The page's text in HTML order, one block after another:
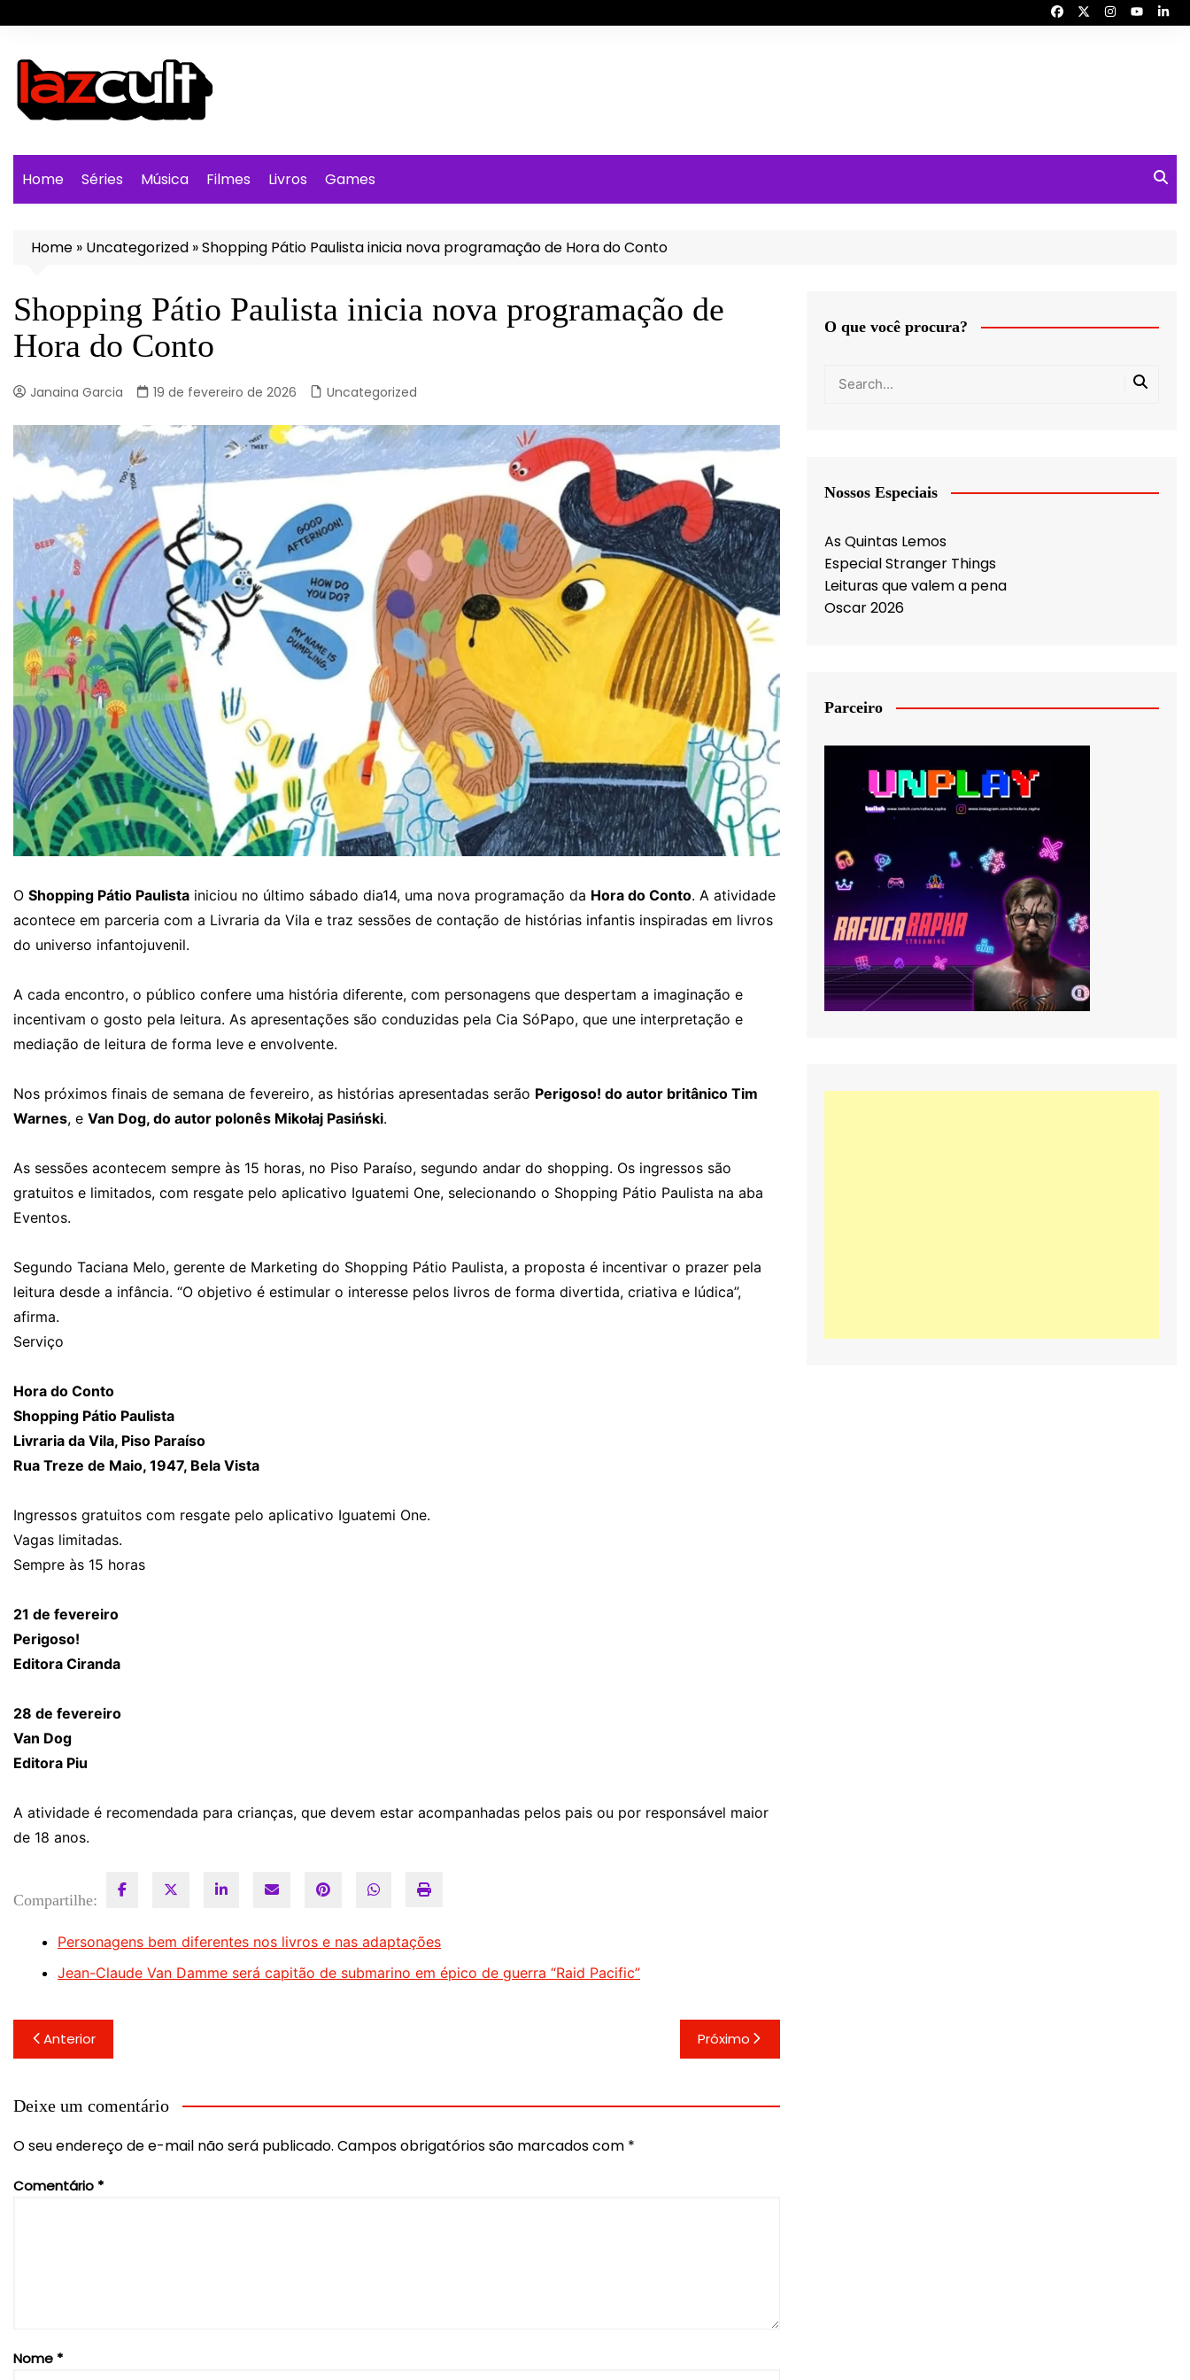
para
conteúdo
Home Séries Música Filmes Livros Games
Home » Uncategorized »Shopping Pátio Paulista inicia nova programação de Hora do Conto
Shopping Pátio Paulista inicia nova programação de
Hora do Conto
Janaina Garcia 19 de fevereiro de 2026 Uncategorized
O Shopping Pátio Paulista iniciou no último sábado dia14, uma nova programação da Hora do Conto. A atividade
acontece em parceria com a Livraria da Vila e traz sessões de contação de histórias infantis inspiradas em livros
do universo infantojuvenil.
A cada encontro, o público confere uma história diferente, com personagens que despertam a imaginação e
incentivam o gosto pela leitura. As apresentações são conduzidas pela Cia SóPapo, que une interpretação e
mediação de leitura de forma leve e envolvente.
Nos próximos finais de semana de fevereiro, as histórias apresentadas serão Perigoso! do autor britânico Tim
Warnes, e Van Dog, do autor polonês Mikołaj Pasiński.
As sessões acontecem sempre às 15 horas, no Piso Paraíso, segundo andar do shopping. Os ingressos são
gratuitos e limitados, com resgate pelo aplicativo Iguatemi One, selecionando o Shopping Pátio Paulista na aba
Eventos.
Segundo Taciana Melo, gerente de Marketing do Shopping Pátio Paulista, a proposta é incentivar o prazer pela
leitura desde a infância. “O objetivo é estimular o interesse pelos livros de forma divertida, criativa e lúdica”,
afirma.
Serviço
Hora do Conto
Shopping Pátio Paulista
Livraria da Vila, Piso Paraíso
Rua Treze de Maio, 1947, Bela Vista
Ingressos gratuitos com resgate pelo aplicativo Iguatemi One.
Vagas limitadas.
Sempre às 15 horas
21 de fevereiro
Perigoso!
Editora Ciranda
28 de fevereiro
Van Dog
Editora Piu
A atividade é recomendada para crianças, que devem estar acompanhadas pelos pais ou por responsável maior
de 18 anos.
Compartilhe:
Personagens bem diferentes nos livros e nas adaptações
Jean-Claude Van Damme será capitão de submarino em épico de guerra “Raid Pacific”
Navegação
de
Post
Anterior Próximo
Deixe um comentário
O seu endereço de e-mail não será publicado. Campos obrigatórios são marcados com *
Comentário *
Nome *
O que você procura?
Nossos Especiais
As Quintas Lemos
Especial Stranger Things
Leituras que valem a pena
Oscar 2026
Parceiro